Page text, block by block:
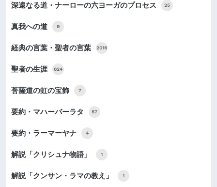
深遠なる道・ナーローの六ヨーガのプロセス 25
真我への道 9
経典の言葉・聖者の言葉 2016
聖者の生涯 824
菩薩道の虹の宝飾 7
要約・マハーバーラタ 57
要約・ラーマーヤナ 4
解説「クリシュナ物語」 1
解説「クンサン・ラマの教え」 1